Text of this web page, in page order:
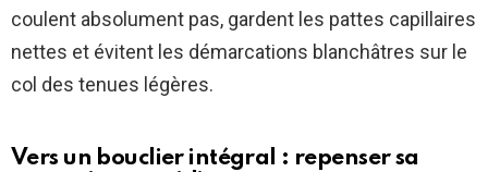
coulent absolument pas, gardent les pattes capillaires
nettes et évitent les démarcations blanchâtres sur le
col des tenues légères.
Vers un bouclier intégral : repenser sa